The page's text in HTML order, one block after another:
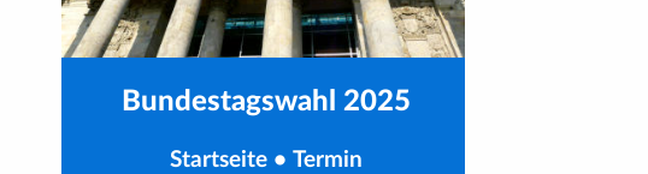
Bundestagswahl 2025
Startseite• Termin